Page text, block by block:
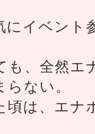
イベント
も、全然エ
ない。
は、エナ